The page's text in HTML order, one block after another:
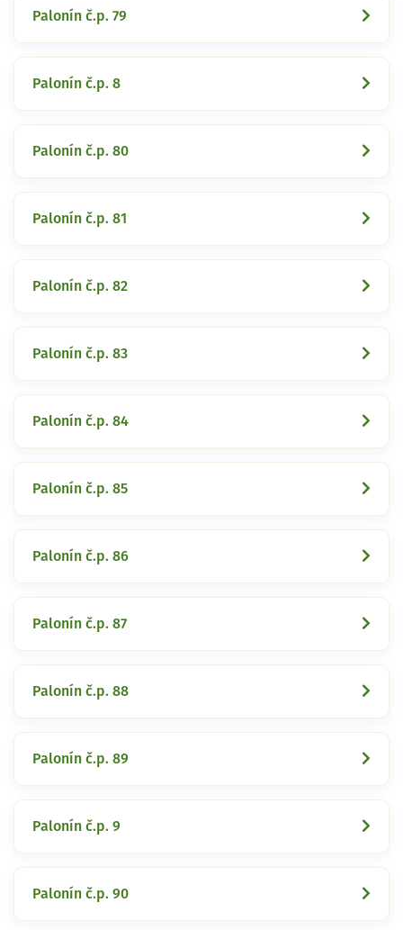
Palonín č.p. 79
Palonín č.p. 8
Palonín č.p. 80
Palonín č.p. 81
Palonín č.p. 82
Palonín č.p. 83
Palonín č.p. 84
Palonín č.p. 85
Palonín č.p. 86
Palonín č.p. 87
Palonín č.p. 88
Palonín č.p. 89
Palonín č.p. 9
Palonín č.p. 90